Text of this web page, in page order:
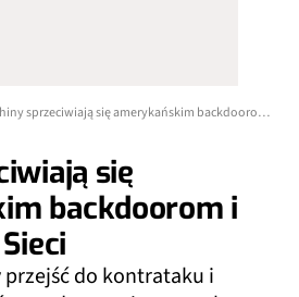
Chiny sprzeciwiają się amerykańskim backdoorom i tzw. Czystej Sieci
się
backdoorom i
przejść do kontrataku i